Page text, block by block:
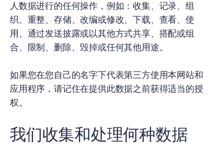
人数据进行的任何操作，例如：收集、记录、组
织、重整、存储、改编或修改、下载、查看、使
用、通过发送披露或以其他方式共享、搭配或组
合、限制、删除、毁掉或任何其他用途。
如果您在您自己的名字下代表第三方使用本网站和
应用程序，请记住在提供此数据之前获得适当的授
权。
我们收集和处理何种数据